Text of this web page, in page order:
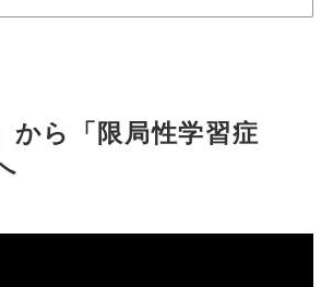
から「限局性学習症